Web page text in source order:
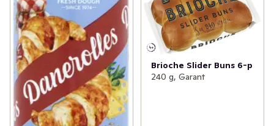
Brioche Slider Buns 6-p
240 g, Garant